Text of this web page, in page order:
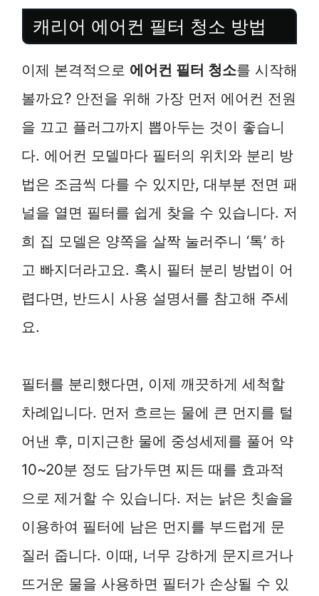
캐리어 에어컨 필터 청소 방법
이제 본격적으로 에어컨 필터 청소를 시작해
볼까요? 안전을 위해 가장 먼저 에어컨 전원
을 끄고 플러그까지 뽑아두는 것이 좋습니
다. 에어컨 모델마다 필터의 위치와 분리 방
법은 조금씩 다를 수 있지만, 대부분 전면 패
널을 열면 필터를 쉽게 찾을 수 있습니다. 저
희 집 모델은 양쪽을 살짝 눌러주니 ‘톡’ 하
고 빠지더라고요. 혹시 필터 분리 방법이 어
렵다면, 반드시 사용 설명서를 참고해 주세
요.
필터를 분리했다면, 이제 깨끗하게 세척할
차례입니다. 먼저 흐르는 물에 큰 먼지를 털
어낸 후, 미지근한 물에 중성세제를 풀어 약
10~20분 정도 담가두면 찌든 때를 효과적
으로 제거할 수 있습니다. 저는 낡은 칫솔을
이용하여 필터에 남은 먼지를 부드럽게 문
질러 줍니다. 이때, 너무 강하게 문지르거나
뜨거운 물을 사용하면 필터가 손상될 수 있